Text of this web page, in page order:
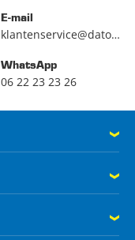
E-mail
klantenservice@datona.nl
WhatsApp
06 22 23 23 26